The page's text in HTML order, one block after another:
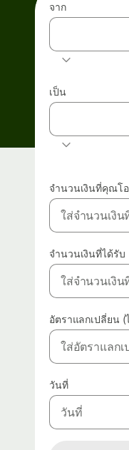
จาก
เป็น
จำนวนเงินที่คุณโ
จำนวนเงินที่ได้รับ
อัตราแลกเปลี่ยน (
วันที่
วันที่